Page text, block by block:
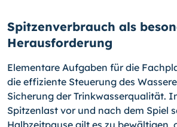
Spitzenverbrauch als
Herausforderung
Elementare Aufgaben für die
die effiziente Steuerung des
Sicherung der Trinkwasserqualität.
Spitzenlast vor und nach dem Spiel